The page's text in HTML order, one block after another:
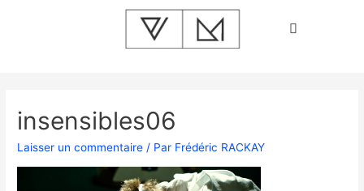
insensibles06
Laisser un commentaire / Par Frédéric RACKAY